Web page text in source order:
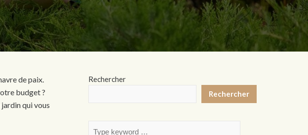
de paix.
budget ?
qui vous
Rechercher
Rechercher